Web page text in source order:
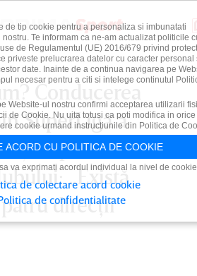
Conducerea
SuperLigă a
pentru
„Există
patru direcţii
de tip cookie pentru a personaliza si imbunatati
Te informam ca ne-am actualizat politicile
de Regulamentul (UE) 2016/679 privind
priveste prelucrarea datelor cu caracter personal
date. Inainte de a continua navigarea pe
necesar pentru a citi si intelege continutul
Website-ul nostru confirmi acceptarea utilizarii
de Cookie. Nu uita totusi ca poti modifica in orice
cookie urmand instructiunile din Politica de
ACORD CU POLITICA DE COOKIE
va exprimati acordul individual la nivel de
de colectare acord cookie
de confidentialitate